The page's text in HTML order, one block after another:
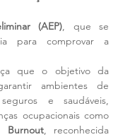
(AEP) , que se
para comprovar a
que o objetivo da
ambientes de
e saudáveis,
ocupacionais como
Burnout, reconhecida